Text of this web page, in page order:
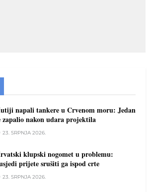
napali tankere u Crvenom moru: Jedan
zapalio nakon udara projektila
23. SRPNJA 2026.
klupski nogomet u problemu:
prijete srušiti ga ispod crte
23. SRPNJA 2026.